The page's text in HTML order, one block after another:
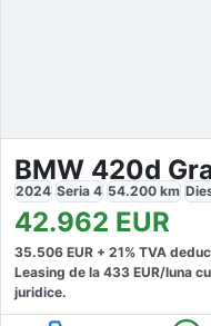
BMW 420d
2024 Seria 4 54.200 km
42.962 EUR
35.506 EUR + 21% TVA
Leasing de la 433 EUR/luna
juridice.